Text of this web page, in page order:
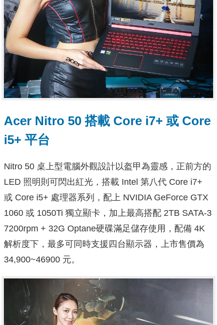
Acer Nitro 50 搭載 Core i7+ 或 Core
i5+ 平台
Nitro 50 桌上型電腦外觀設計以盔甲為靈感，正前方的
LED 照明則可閃出紅光，搭載 Intel 第八代 Core i7+
或 Core i5+ 處理器系列，配上 NVIDIA GeForce GTX
1060 或 1050Ti 獨立顯卡，加上最高搭配 2TB SATA-3
7200rpm + 32G Optane硬碟滿足儲存使用，配備 4K
解析度下，最多可同時支援四台顯示器，上市售價為
34,900~46900 元。